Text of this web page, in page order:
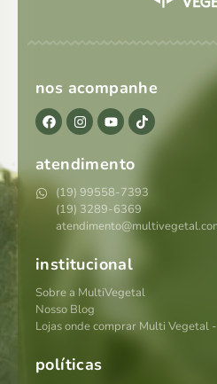
nos acompanhe
atendimento
(19) 99558-7393
(19) 3289-6369
institucional
Sobre a MultiVegetal
Nosso Blog
Lojas onde comprar Multi Vegetal
políticas